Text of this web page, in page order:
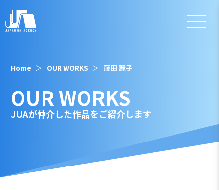
Home OUR WORKS 藤田 麗子
OUR WORKS
JUAが仲介した作品をご紹介します